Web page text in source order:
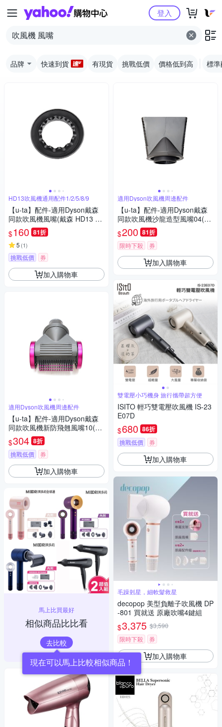
Yahoo購物中心登入
品牌 快速到貨 有現貨 挑戰低價 價格低到高 標
HD13吹風機通用配件1/2/5/8/9
【u-ta】配件-適用Dyson戴森
同款吹風機風嘴(戴森 HD13 u-t
a吹風機適用配件)
$160 81折
5 (1)
挑戰低價 券
加入購物車
適用Dyson吹風機周邊配件
【u-ta】配件-適用Dyson戴森
同款吹風機新防飛翹風嘴10(戴
森 HD13 u-ta吹風機適用 新防
飛翹風嘴)
$304 8折
挑戰低價 券
加入購物車
馬上比買最好
相似商品比比看
去比較
現在可以馬上比較相似商品！
適用Dyson吹風機周邊配件
【u-ta】配件-適用Dyson戴森
同款吹風機沙龍造型風嘴04(戴
森 HD13 u-ta吹風機適用 沙龍
造型風嘴)
$200 81折
限時下殺 券
加入購物車
雙電壓小巧機身 旅行攜帶超方便
ISITO 輕巧雙電壓吹風機 IS-23
E07D
$680 86折
挑戰低價 券
加入購物車
毛躁剋星，細軟髮救星
decopop 美型負離子吹風機 DP
-801 買就送 原廠吹嘴4鍵組
$3,375 $3,590
限時下殺
券
加入購物車